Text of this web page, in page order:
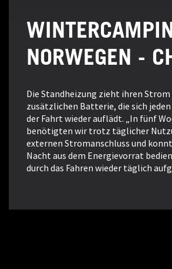
NORWEGEN -
Die Standheizung zieht ihren Strom
zusätzlichen Batterie, die sich
der Fahrt wieder auflädt. „In fünf
benötigten wir trotz täglicher
externen Stromanschluss und
Nacht aus dem Energievorrat
durch das Fahren wieder täglich